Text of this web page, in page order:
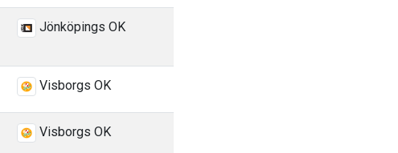
Jönköpings OK
Visborgs OK
Visborgs OK